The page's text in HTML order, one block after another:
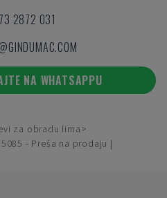
2872 031
NA WHATSAPPU
za obradu lima
- Preša na prodaju |